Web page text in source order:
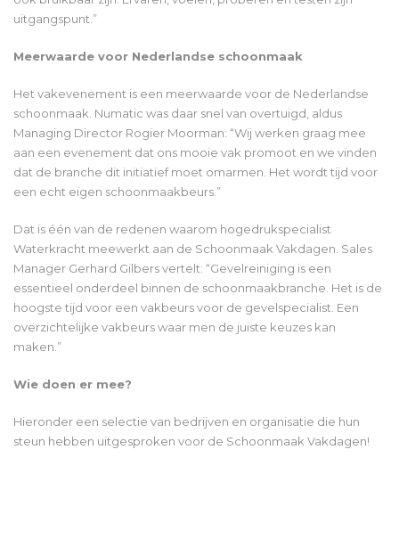
uitgangspunt.”
Meerwaarde voor Nederlandse schoonmaak
Het vakevenement is een meerwaarde voor de Nederlandse
schoonmaak. Numatic was daar snel van overtuigd, aldus
Managing Director Rogier Moorman: “Wij werken graag mee
aan een evenement dat ons mooie vak promoot en we vinden
dat de branche dit initiatief moet omarmen. Het wordt tijd voor
een echt eigen schoonmaakbeurs.”
Dat is één van de redenen waarom hogedrukspecialist
Waterkracht meewerkt aan de Schoonmaak Vakdagen. Sales
Manager Gerhard Gilbers vertelt: “Gevelreiniging is een
essentieel onderdeel binnen de schoonmaakbranche. Het is de
hoogste tijd voor een vakbeurs voor de gevelspecialist. Een
overzichtelijke vakbeurs waar men de juiste keuzes kan
maken.”
Wie doen er mee?
Hieronder een selectie van bedrijven en organisatie die hun
steun hebben uitgesproken voor de Schoonmaak Vakdagen!